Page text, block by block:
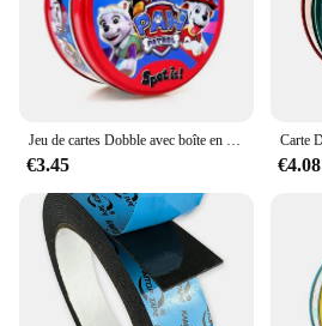
Jeu de cartes Dobble avec boîte en métal pour enfants, Spot It Game, Sports Red Animals, Jr Hip Board, Cadeau de vacances, Camping, 58styles
€3.45 €4.08